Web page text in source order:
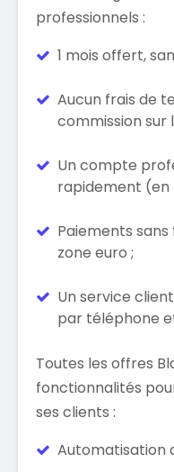
professionnels :
1 mois offert,
Aucun frais de
commission sur
Un compte
rapidement (en
Paiements
zone euro ;
Un service
par téléphone
Toutes les offres
fonctionnalités
ses clients :
Automatisation